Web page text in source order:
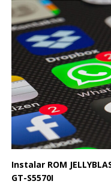
Instalar ROM
GT-S5570I